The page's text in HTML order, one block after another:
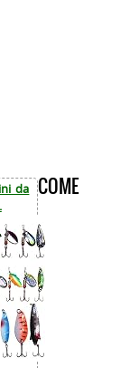
da
COME